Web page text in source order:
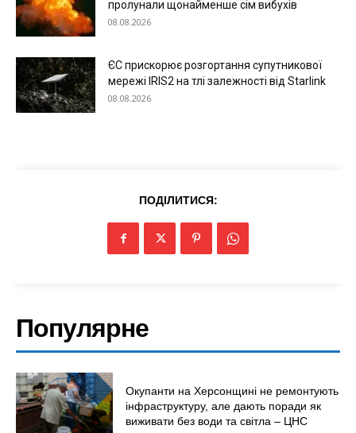
пролунали щонайменше сім вибухів
08.08.2026
ЄС прискорює розгортання супутникової
мережі IRIS2 на тлі залежності від Starlink
08.08.2026
ПОДІЛИТИСЯ:
Популярне
Окупанти на Херсонщині не ремонтують
інфраструктуру, але дають поради як
виживати без води та світла – ЦНС